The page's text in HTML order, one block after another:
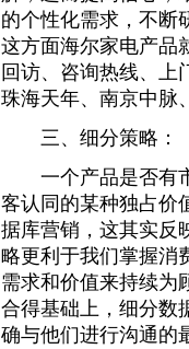
的个性化需求，不断
这方面海尔家电产品
回访、咨询热线、上
珠海天年、南京中脉
三、细分策略：
一个产品是否有市
客认同的某种独占价
据库营销，这其实反
略更利于我们掌握消
需求和价值来持续为
合得基础上，细分数
确与他们进行沟通的